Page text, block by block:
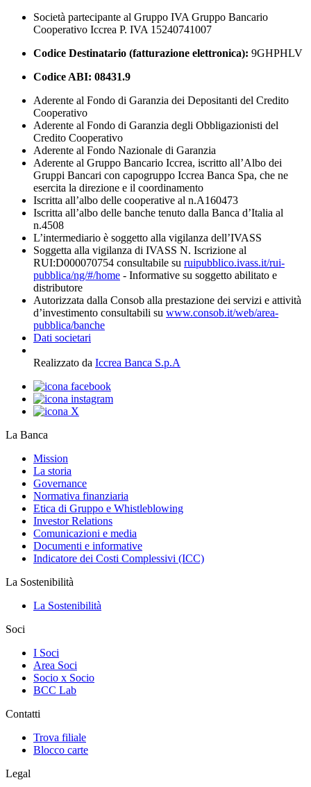
Società partecipante al Gruppo IVA Gruppo Bancario
Cooperativo Iccrea P. IVA 15240741007
Codice Destinatario (fatturazione elettronica): 9GHPHLV
Codice ABI: 08431.9
Aderente al Fondo di Garanzia dei Depositanti del Credito
Cooperativo
Aderente al Fondo di Garanzia degli Obbligazionisti del
Credito Cooperativo
Aderente al Fondo Nazionale di Garanzia
Aderente al Gruppo Bancario Iccrea, iscritto all’Albo dei
Gruppi Bancari con capogruppo Iccrea Banca Spa, che ne
esercita la direzione e il coordinamento
Iscritta all’albo delle cooperative al n.A160473
Iscritta all’albo delle banche tenuto dalla Banca d’Italia al
n.4508
L’intermediario è soggetto alla vigilanza dell’IVASS
Soggetta alla vigilanza di IVASS N. Iscrizione al
RUI:D000070754 consultabile su ruipubblico.ivass.it/rui-
pubblica/ng/#/home - Informative su soggetto abilitato e
distributore
Autorizzata dalla Consob alla prestazione dei servizi e attività
d’investimento consultabili su www.consob.it/web/area-
pubblica/banche
Dati societari
Realizzato da Iccrea Banca S.p.A
La Banca
Mission
La storia
Governance
Normativa finanziaria
Etica di Gruppo e Whistleblowing
Investor Relations
Comunicazioni e media
Documenti e informative
Indicatore dei Costi Complessivi (ICC)
La Sostenibilità
La Sostenibilità
Soci
I Soci
Area Soci
Socio x Socio
BCC Lab
Contatti
Trova filiale
Blocco carte
Legal